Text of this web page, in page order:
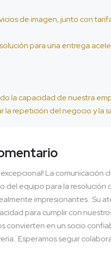
de imagen, junto con
para una entrega
la capacidad de nuestra
la repetición del negocio y la
La comunicación
del equipo para la resolución
impresionantes.. Su
para cumplir con
convierten en un socio
Esperamos seguir